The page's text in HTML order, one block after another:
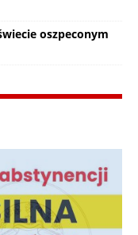
oszpeconym